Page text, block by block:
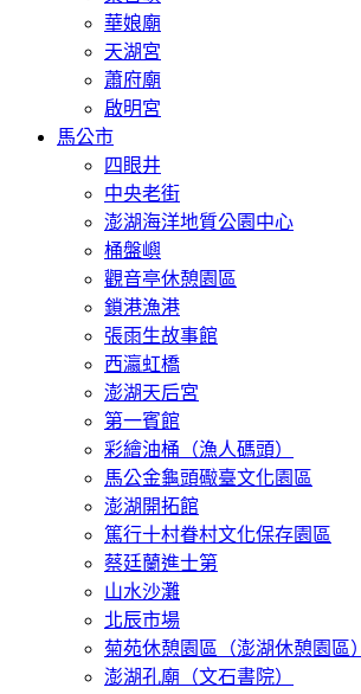
華娘廟
天湖宮
蕭府廟
啟明宮
馬公市
四眼井
中央老街
澎湖海洋地質公園中心
桶盤嶼
觀音亭休憩園區
鎖港漁港
張雨生故事館
西瀛虹橋
澎湖天后宮
第一賓館
彩繪油桶（漁人碼頭）
馬公金龜頭礮臺文化園區
澎湖開拓館
篤行十村眷村文化保存園區
蔡廷蘭進士第
山水沙灘
北辰市場
菊苑休憩園區（澎湖休憩園區）
澎湖孔廟（文石書院）